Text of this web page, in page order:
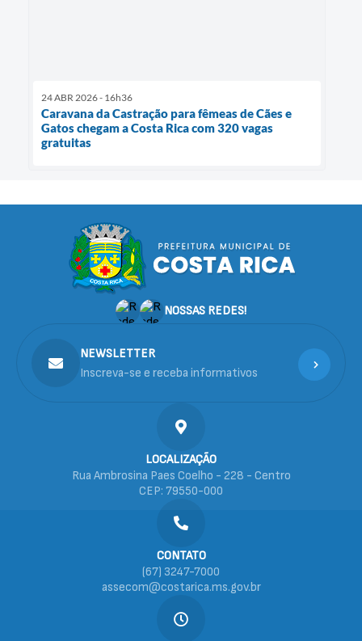
24 ABR 2026 - 16h36
Caravana da Castração para fêmeas de Cães e
Gatos chegam a Costa Rica com 320 vagas
gratuitas
NOSSAS REDES!
LOCALIZAÇÃO
Rua Ambrosina Paes Coelho - 228 - Centro
CEP: 79550-000
CONTATO
(67) 3247-7000
assecom@costarica.ms.gov.br
NEWSLETTER
Inscreva-se e receba informativos